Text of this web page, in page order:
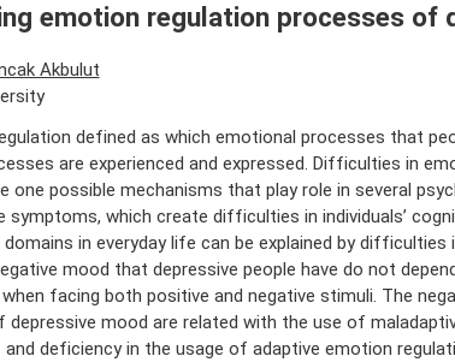
emotion regulation processes of
Akbulut
defined as which emotional processes that
are experienced and expressed. Difficulties in
one possible mechanisms that play role in several
symptoms, which create difficulties in individuals’
domains in everyday life can be explained by
mood that depressive people have do not
facing both positive and negative stimuli. The
mood are related with the use of
deficiency in the usage of adaptive emotion